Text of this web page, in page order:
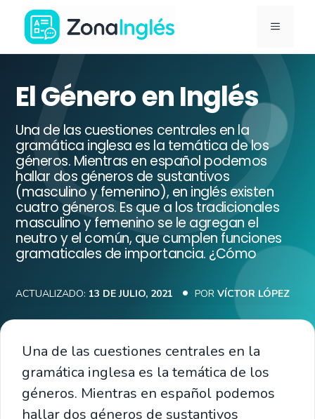
Saltar
contenido
Ir
la
portada
de
ZonaInglés
MENÚ
El Género en Inglés
Una de las cuestiones centrales en la
gramática inglesa es la temática de los
géneros. Mientras en español podemos
hallar dos géneros de sustantivos
(masculino y femenino), en inglés existen
cuatro géneros. Es que a los tradicionales
masculino y femenino se le agregan el
neutro y el común, que cumplen funciones
gramaticales de importancia. ¿Cómo
ACTUALIZADO: 13 DE JULIO, 2021 POR VÍCTOR LÓPEZ
Una de las cuestiones centrales en la
gramática inglesa es la temática de los
géneros. Mientras en español podemos
hallar dos géneros de sustantivos